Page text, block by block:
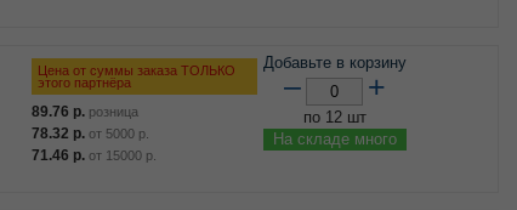
Цена от суммы заказа ТОЛЬКО
этого партнёра
89.76 р. розница
78.32 р. от 5000 р.
71.46 р. от 15000 р.
Добавьте в корзину
– +
по 12 шт
На складе много